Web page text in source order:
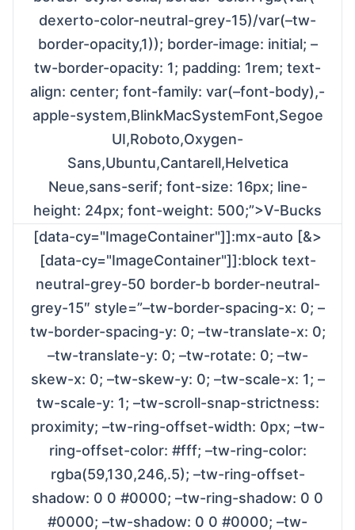
dexerto-color-neutral-grey-15)/var(–tw-
border-opacity,1)); border-image: initial; –
tw-border-opacity: 1; padding: 1rem; text-
align: center; font-family: var(–font-body),-
apple-system,BlinkMacSystemFont,Segoe
UI,Roboto,Oxygen-
Sans,Ubuntu,Cantarell,Helvetica
Neue,sans-serif; font-size: 16px; line-
height: 24px; font-weight: 500;”>V-Bucks
[data-cy="ImageContainer"]]:mx-auto [&>
[data-cy="ImageContainer"]]:block text-
neutral-grey-50 border-b border-neutral-
grey-15″ style=”–tw-border-spacing-x: 0; –
tw-border-spacing-y: 0; –tw-translate-x: 0;
–tw-translate-y: 0; –tw-rotate: 0; –tw-
skew-x: 0; –tw-skew-y: 0; –tw-scale-x: 1; –
tw-scale-y: 1; –tw-scroll-snap-strictness:
proximity; –tw-ring-offset-width: 0px; –tw-
ring-offset-color: #fff; –tw-ring-color:
rgba(59,130,246,.5); –tw-ring-offset-
shadow: 0 0 #0000; –tw-ring-shadow: 0 0
#0000; –tw-shadow: 0 0 #0000; –tw-